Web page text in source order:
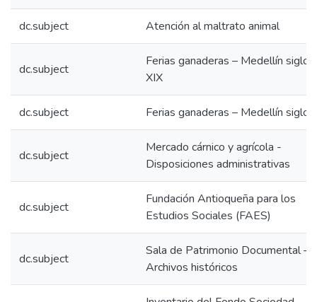
dc.subject Atención al maltrato animal
dc.subject
Ferias ganaderas – Medellín siglo
XIX
dc.subject Ferias ganaderas – Medellín siglo
dc.subject
Mercado cárnico y agrícola -
Disposiciones administrativas
dc.subject
Fundación Antioqueña para los
Estudios Sociales (FAES)
dc.subject
Sala de Patrimonio Documental –
Archivos históricos